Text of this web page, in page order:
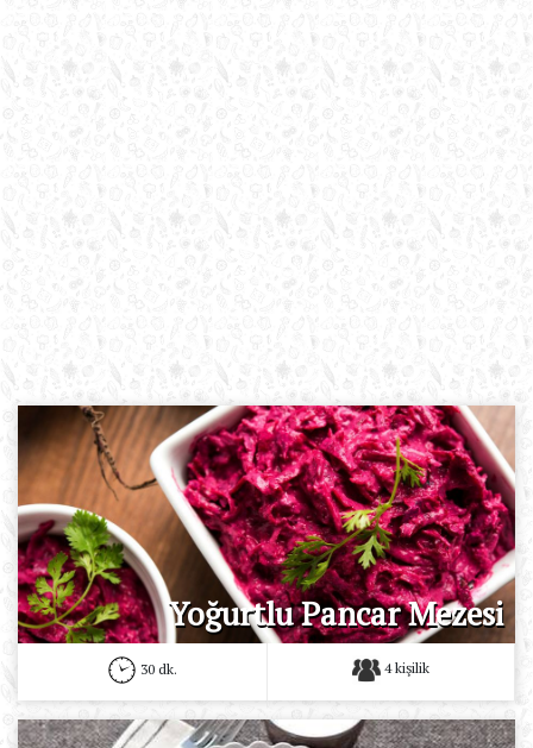
Yoğurtlu Pancar Mezesi
30 dk. 4 kişilik